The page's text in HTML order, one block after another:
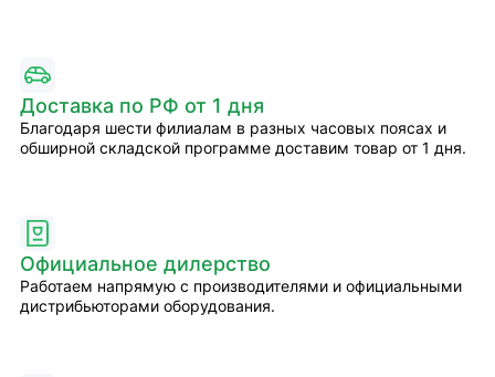
Доставка по РФ от 1 дня
Благодаря шести филиалам в разных часовых поясах и
обширной складской программе доставим товар от 1 дня.
Официальное дилерство
Работаем напрямую с производителями и официальными
дистрибьюторами оборудования.